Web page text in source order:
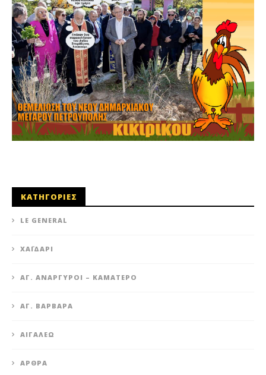
ΚΑΤΗΓΟΡΙΕΣ
LE GENERAL
XΑΪΔΆΡΙ
ΆΓ. ΑΝΆΡΓΥΡΟΙ – KΑΜΑΤΕΡΌ
ΑΓ. ΒΑΡΒΆΡΑ
ΑΙΓΆΛΕΩ
ΆΡΘΡΑ